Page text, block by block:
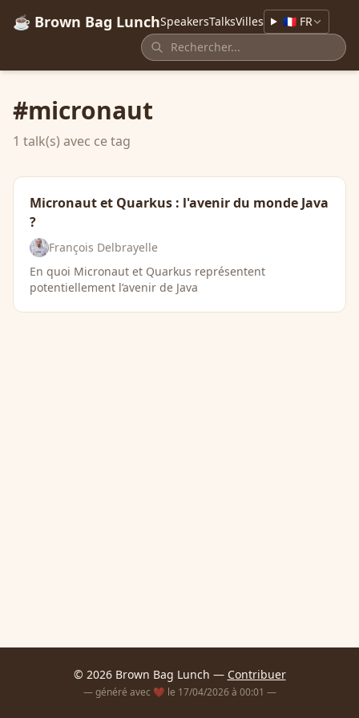
☕ Brown Bag LunchSpeakersTalksVilles 🇫🇷 FR
#micronaut
1 talk(s) avec ce tag
Micronaut et Quarkus : l'avenir du monde Java
?
François Delbrayelle
En quoi Micronaut et Quarkus représentent
potentiellement l’avenir de Java
© 2026 Brown Bag Lunch — Contribuer
— généré avec ❤️ le 17/04/2026 à 00:01 —